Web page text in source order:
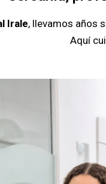
Irale, llevamos años
Aquí